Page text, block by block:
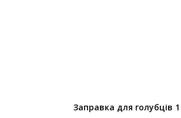
Заправка для голубців 1